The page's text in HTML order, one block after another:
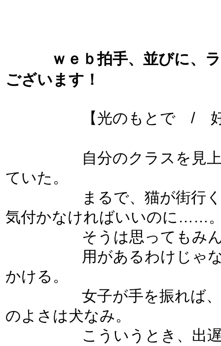
ｗｅｂ拍手、並びに、
ございます！
【光のもとで / 好き
自分のクラスを見上げ
ていた。
まるで、猫が街行く風
気付かなければいいのに……
そうは思ってもみんな
用があるわけじゃない
かける。
女子が手を振れば、に
のよさは犬なみ。
こういうとき、出遅れ